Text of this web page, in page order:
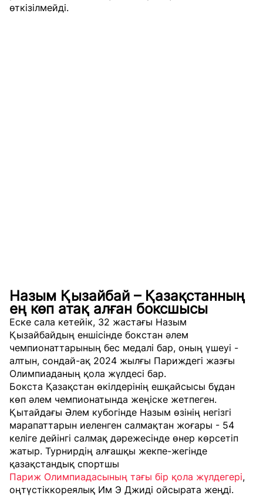
өткізілмейді.
Назым Қызайбай – Қазақстанның
ең көп атақ алған боксшысы
Еске сала кетейік, 32 жастағы Назым
Қызайбайдың еншісінде бокстан әлем
чемпионаттарының бес медалі бар, оның үшеуі -
алтын, сондай-ақ 2024 жылғы Париждегі жазғы
Олимпиаданың қола жүлдесі бар.
Бокста Қазақстан өкілдерінің ешқайсысы бұдан
көп әлем чемпионатында жеңіске жетпеген.
Қытайдағы Әлем кубогінде Назым өзінің негізгі
марапаттарын иеленген салмақтан жоғары - 54
келіге дейінгі салмақ дәрежесінде өнер көрсетіп
жатыр. Турнирдің алғашқы жекпе-жегінде
қазақстандық спортшы
Париж Олимпиадасының тағы бір қола жүлдегері,
оңтүстіккореялық Им Э Джиді ойсырата жеңді.